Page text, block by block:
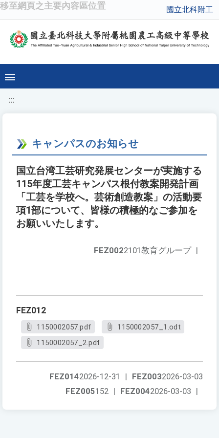
移至網頁之主要內容區位置 國立北科附工
:::
キャンパスのお知らせ
国立台湾工芸研究発展センターが実施する
115年度工芸キャンパス根付教案開発計画
「工芸を学校へ。芸術創造教案」の活動要
項1部について、皆様の積極的なご参加を
お願いいたします。
FEZ0022101教育グループ |
FEZ012
1150002057.pdf
1150002057_1.odt
1150002057_2.pdf
FEZ0032026-03-03
FEZ0142026-12-31
|
FEZ0042026-03-03 |
FEZ005152 |